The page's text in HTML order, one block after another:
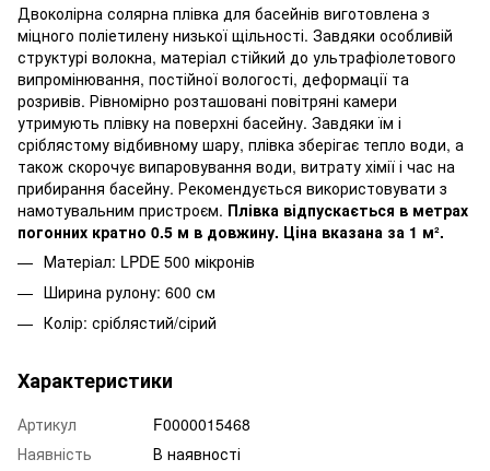
Двоколірна солярна плівка для басейнів виготовлена з
міцного поліетилену низької щільності. Завдяки особливій
структурі волокна, матеріал стійкий до ультрафіолетового
випромінювання, постійної вологості, деформації та
розривів. Рівномірно розташовані повітряні камери
утримують плівку на поверхні басейну. Завдяки їм і
сріблястому відбивному шару, плівка зберігає тепло води, а
також скорочує випаровування води, витрату хімії і час на
прибирання басейну. Рекомендується використовувати з
намотувальним пристроєм. Плівка відпускається в метрах
погонних кратно 0.5 м в довжину. Ціна вказана за 1 м².
Матеріал: LPDE 500 мікронів
Ширина рулону: 600 см
Колір: сріблястий/сірий
Характеристики
Артикул
F0000015468
Наявність
В наявності